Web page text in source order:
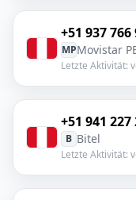
+51 937 766
MPMovistar
Letzte Aktivität:
+51 941 227
B Bitel
Letzte Aktivität: